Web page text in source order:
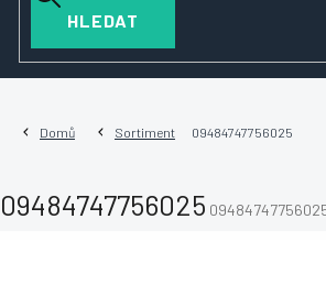
HLEDAT
Domů Sortiment 09484747756025
09484747756025